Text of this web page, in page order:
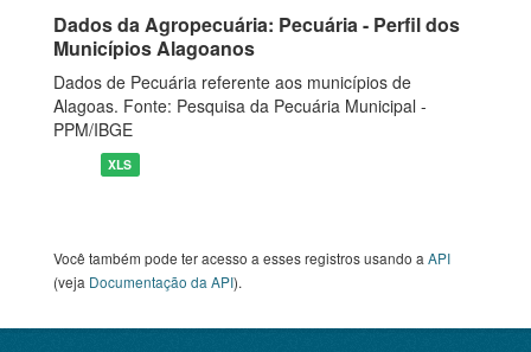
Dados da Agropecuária: Pecuária - Perfil dos
Municípios Alagoanos
Dados de Pecuária referente aos municípios de
Alagoas. Fonte: Pesquisa da Pecuária Municipal -
PPM/IBGE
XLS
Você também pode ter acesso a esses registros usando a API
(veja Documentação da API).